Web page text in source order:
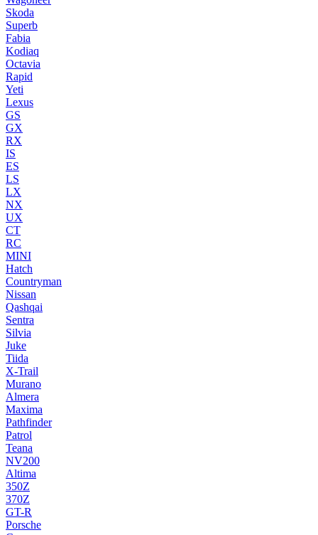
Skoda
Superb
Fabia
Kodiaq
Octavia
Rapid
Yeti
Lexus
GS
GX
RX
IS
ES
LS
LX
NX
UX
CT
RC
MINI
Hatch
Countryman
Nissan
Qashqai
Sentra
Silvia
Juke
Tiida
X-Trail
Murano
Almera
Maxima
Pathfinder
Patrol
Teana
NV200
Altima
350Z
370Z
GT-R
Porsche